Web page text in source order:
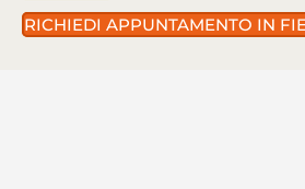
RICHIEDI APPUNTAMENTO IN